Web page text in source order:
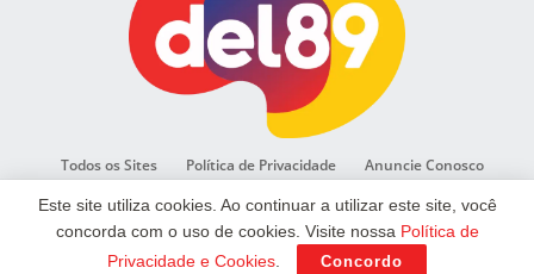
Todos os Sites Política de Privacidade Anuncie Conosco
© Copyright 2023/2025 Rádio Pioneira Delmiro Gouveia
Este site utiliza cookies. Ao continuar a utilizar este site, você
concorda com o uso de cookies. Visite nossa Política de
Privacidade e Cookies
Concordo